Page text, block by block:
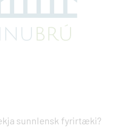
sunnlensk fyrirtæki?